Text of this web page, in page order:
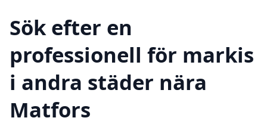
Sök efter en
professionell för markis
i andra städer nära
Matfors